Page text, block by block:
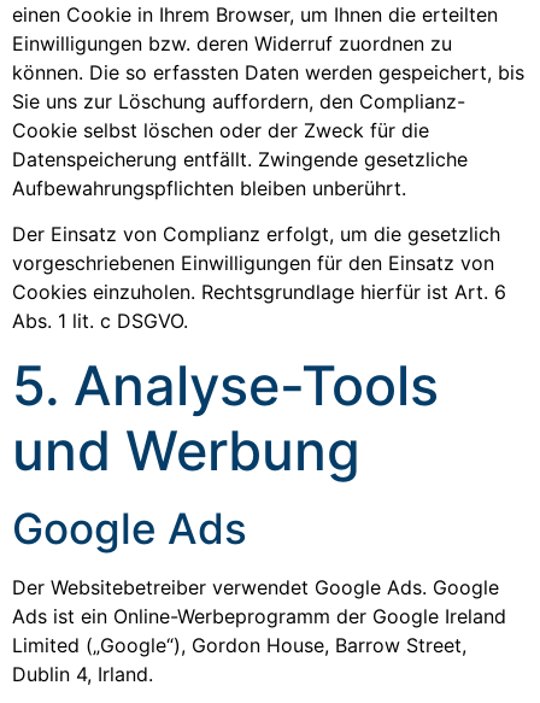
einen Cookie in Ihrem Browser, um Ihnen die erteilten
Einwilligungen bzw. deren Widerruf zuordnen zu
können. Die so erfassten Daten werden gespeichert, bis
Sie uns zur Löschung auffordern, den Complianz-
Cookie selbst löschen oder der Zweck für die
Datenspeicherung entfällt. Zwingende gesetzliche
Aufbewahrungspflichten bleiben unberührt.
Der Einsatz von Complianz erfolgt, um die gesetzlich
vorgeschriebenen Einwilligungen für den Einsatz von
Cookies einzuholen. Rechtsgrundlage hierfür ist Art. 6
Abs. 1 lit. c DSGVO.
5. Analyse-Tools
und Werbung
Google Ads
Der Websitebetreiber verwendet Google Ads. Google
Ads ist ein Online-Werbeprogramm der Google Ireland
Limited („Google“), Gordon House, Barrow Street,
Dublin 4, Irland.